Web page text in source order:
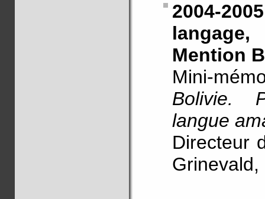
2004-
Mention
Mini-
Bolivie.
langue
Directeur